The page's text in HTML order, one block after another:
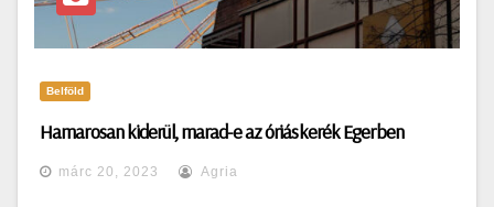
Belföld
Hamarosan kiderül, marad-e az óriáskerék Egerben
márc 20, 2023 Agria